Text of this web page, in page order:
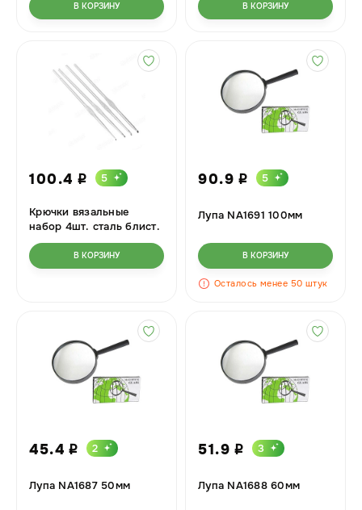
В КОРЗИНУ В КОРЗИНУ
100.4 i 5
Крючки вязальные
набор 4шт. сталь блист.
308-123 HC-023
В КОРЗИНУ
90.9 i 5
Лупа NA1691 100мм
В КОРЗИНУ
Осталось менее 50 штук
45.4 i 2
Лупа NA1687 50мм
51.9 i 3
Лупа NA1688 60мм